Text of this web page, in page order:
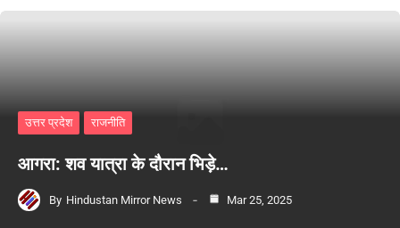
उत्तर प्रदेश राजनीति
आगरा: शव यात्रा के दौरान भिड़े…
By Hindustan Mirror News Mar 25, 2025